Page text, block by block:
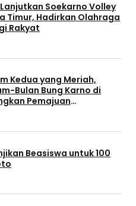
Soekarno Volley
Timur, Hadirkan Olahraga
Rakyat
Kedua yang Meriah,
Bulan Bung Karno di
Pemajuan
Beasiswa untuk 100